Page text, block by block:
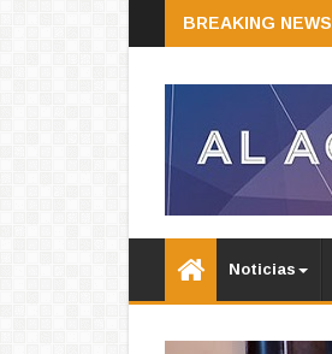
BREAKING NEWS
Noticias